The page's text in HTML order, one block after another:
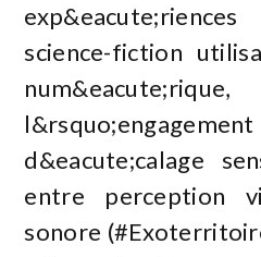
science-fiction
num&eacute;rique,
d&eacute;calage
entre perception
sonore